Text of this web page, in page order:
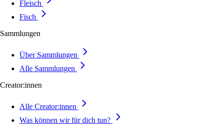
Fleisch
Fisch
Sammlungen
Über Sammlungen
Alle Sammlungen
Creator:innen
Alle Creator:innen
Was können wir für dich tun?